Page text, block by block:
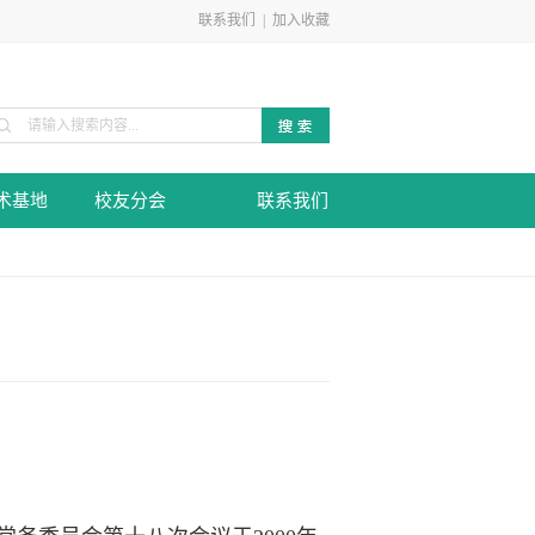
联系我们 加入收藏
基地 校友分会 联系我们